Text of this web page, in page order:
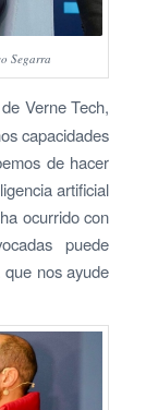
Segarra
Verne Tech,
capacidades
de hacer
artificial
ocurrido con
puede
nos ayude